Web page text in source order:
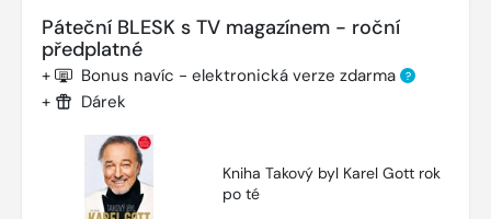
Páteční BLESK s TV magazínem - roční
předplatné
+ Bonus navíc - elektronická verze zdarma ?
+ Dárek
Kniha Takový byl Karel Gott rok
po té